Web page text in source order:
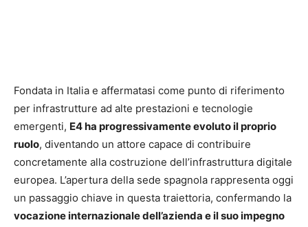
Fondata in Italia e affermatasi come punto di riferimento
per infrastrutture ad alte prestazioni e tecnologie
emergenti, E4 ha progressivamente evoluto il proprio
ruolo, diventando un attore capace di contribuire
concretamente alla costruzione dell’infrastruttura digitale
europea. L’apertura della sede spagnola rappresenta oggi
un passaggio chiave in questa traiettoria, confermando la
vocazione internazionale dell’azienda e il suo impegno